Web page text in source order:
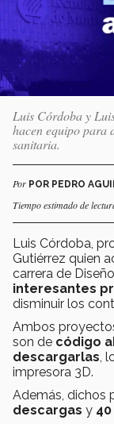
Luis Córdoba y
hacen equipo para
sanitaria.
Por POR PEDRO
Tiempo estimado de
Luis Córdoba,
Gutiérrez quien
carrera de
interesantes
disminuir los
Ambos
son de código
descargarlas ,
impresora 3D.
Además, dichos
descargas y